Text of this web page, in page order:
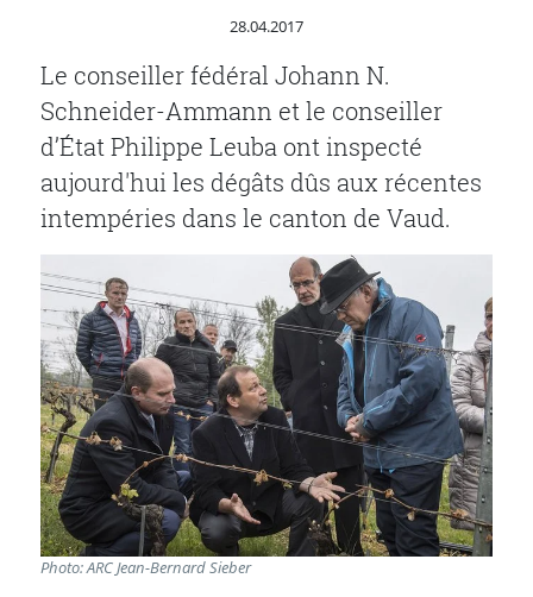
Publié le
28.04.2017
Le conseiller fédéral Johann N.
Schneider-Ammann et le conseiller
d’État Philippe Leuba ont inspecté
aujourd'hui les dégâts dûs aux récentes
intempéries dans le canton de Vaud.
Photo: ARC Jean-Bernard Sieber